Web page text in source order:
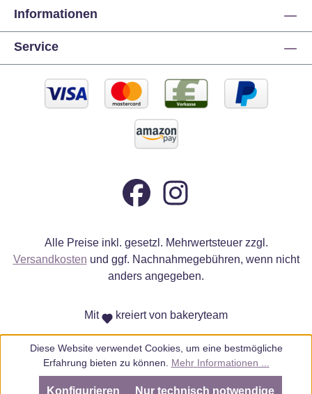
Informationen
Service
Alle Preise inkl. gesetzl. Mehrwertsteuer zzgl.
Versandkosten und ggf. Nachnahmegebühren, wenn nicht
anders angegeben.
Mit kreiert von bakeryteam
Diese Website verwendet Cookies, um eine bestmögliche
Erfahrung bieten zu können. Mehr Informationen ...
Nur technisch notwendige
Konfigurieren